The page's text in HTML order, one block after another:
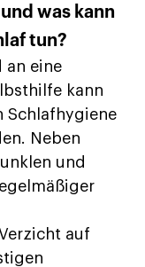
was kann
tun?
an eine
kann
Schlafhygiene
Neben
und
auf